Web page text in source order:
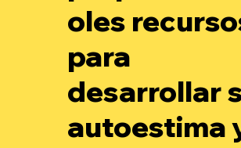
oles
para
desarrollar
autoestima